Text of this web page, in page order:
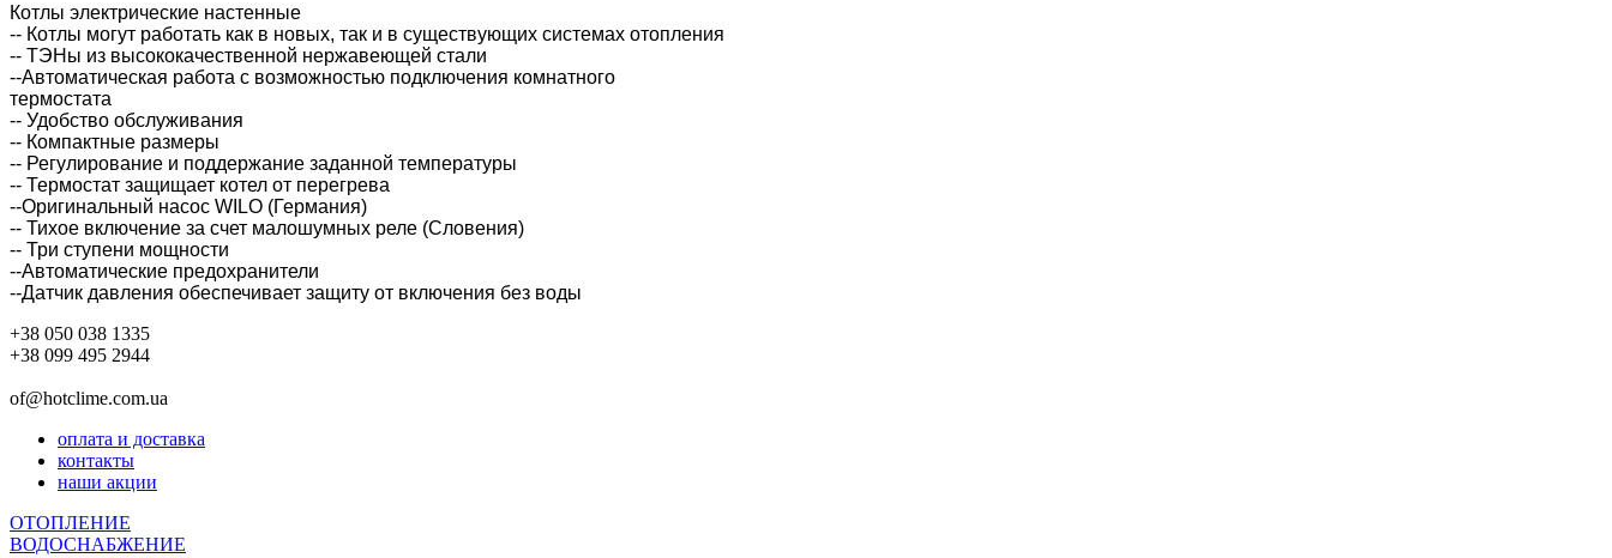
Котлы электрические настенные
-- Котлы могут работать как в новых, так и в существующих системах отопления
-- ТЭНы из высококачественной нержавеющей стали
--Автоматическая работа с возможностью подключения комнатного
термостата
-- Удобство обслуживания
-- Компактные размеры
-- Регулирование и поддержание заданной температуры
-- Термостат защищает котел от перегрева
--Оригинальный насос WILO (Германия)
-- Тихое включение за счет малошумных реле (Словения)
-- Три ступени мощности
--Автоматические предохранители
--Датчик давления обеспечивает защиту от включения без воды
+38 050 038 1335
+38 099 495 2944
of@hotclime.com.ua
оплата и доставка
контакты
наши акции
ОТОПЛЕНИЕ
ВОДОСНАБЖЕНИЕ